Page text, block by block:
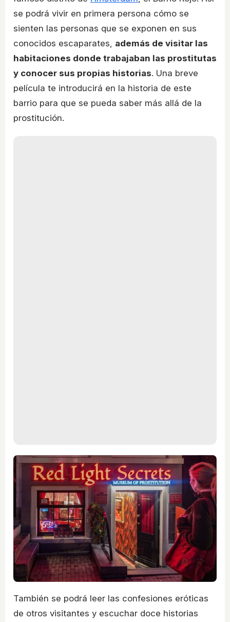
se podrá vivir en primera persona cómo se
sienten las personas que se exponen en sus
conocidos escaparates, además de visitar las
habitaciones donde trabajaban las prostitutas
y conocer sus propias historias. Una breve
película te introducirá en la historia de este
barrio para que se pueda saber más allá de la
prostitución.
También se podrá leer las confesiones eróticas
de otros visitantes y escuchar doce historias